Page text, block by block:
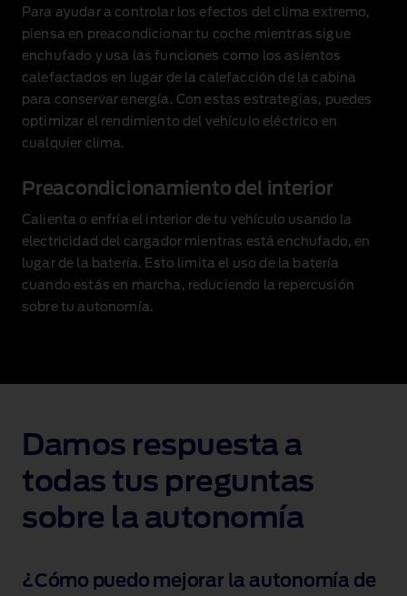
Para ayudar a controlar los efectos del clima extremo,
piensa en preacondicionar tu coche mientras sigue
enchufado y usa las funciones como los asientos
calefactados en lugar de la calefacción de la cabina
para conservar energía. Con estas estrategias, puedes
optimizar el rendimiento del vehículo eléctrico en
cualquier clima.
Preacondicionamiento del interior
Calienta o enfría el interior de tu vehículo usando la
electricidad del cargador mientras está enchufado, en
lugar de la batería. Esto limita el uso de la batería
cuando estás en marcha, reduciendo la repercusión
sobre tu autonomía.
Damos respuesta a
todas tus preguntas
sobre la autonomía
¿Cómo puedo mejorar la autonomía de